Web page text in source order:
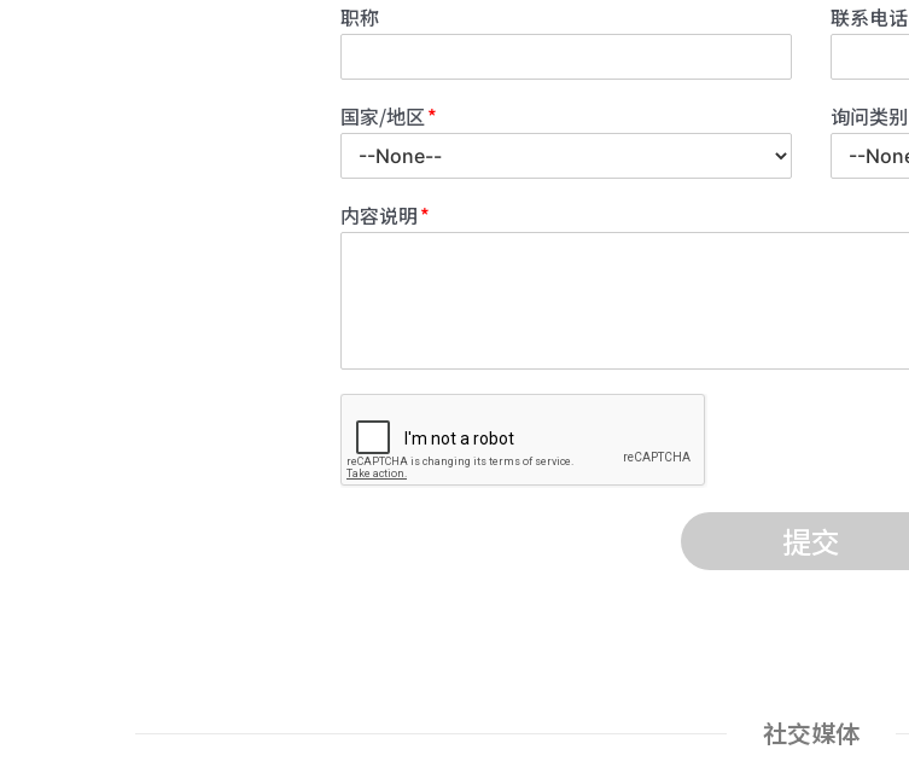
职称 联系电话
国家/地区 询问类别
内容说明
社交媒体